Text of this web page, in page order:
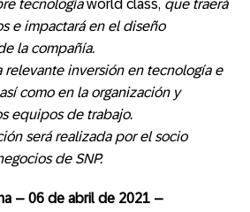
tecnologíaworld class, que traerá
e impactará en el diseño
la compañía.
relevante inversión en tecnología e
como en la organización y
equipos de trabajo.
será realizada por el socio
de SNP.
– 06 de abril de 2021 –